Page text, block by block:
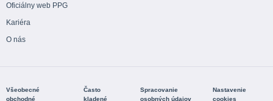
Oficiálny web PPG
Kariéra
O nás
Všeobecné
obchodné
Často
kladené
Spracovanie
osobných údajov
Nastavenie
cookies